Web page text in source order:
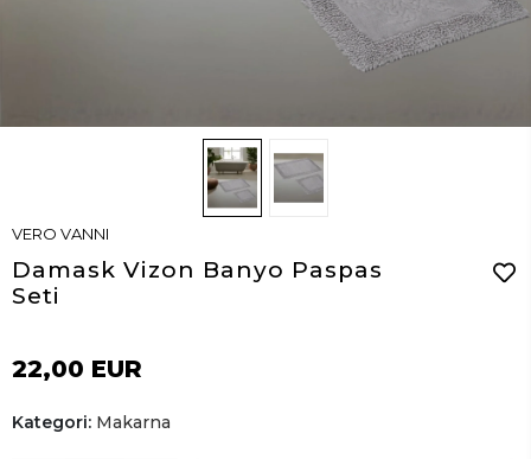
VERO VANNI
Damask Vizon Banyo Paspas
Seti
22,00 EUR
Kategori: Makarna